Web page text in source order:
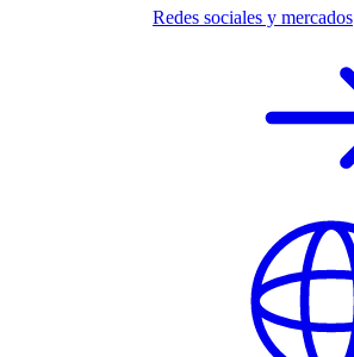
Redes sociales y mercados